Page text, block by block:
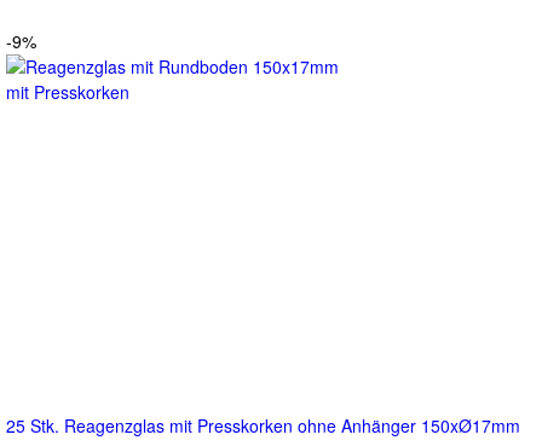
-9%
25 Stk. Reagenzglas mit Presskorken ohne Anhänger 150xØ17mm